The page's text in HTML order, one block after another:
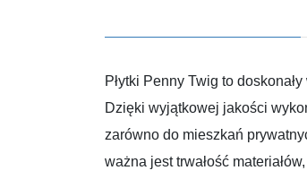
Płytki Penny Twig to
Dzięki wyjątkowej jakości
zarówno do mieszkań
ważna jest trwałość